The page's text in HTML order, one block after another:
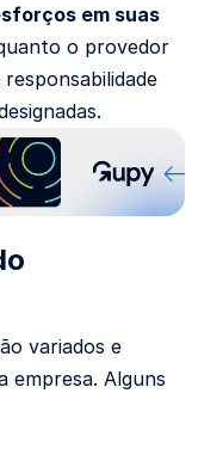
em suas
o provedor
variados e
empresa. Alguns